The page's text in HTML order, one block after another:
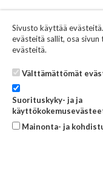
29.08.2025
ELCOLINE
KUKKO -
-
JA 250
Sivusto käyttää
evästeitä sallit, osa
evästeitä.
Välttämättömät
Suorituskyky- ja ja
Mainonta- ja